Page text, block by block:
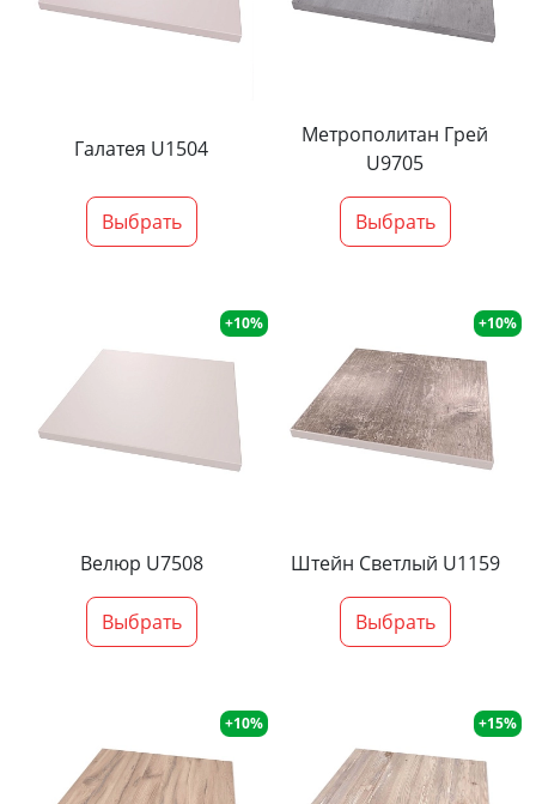
Галатея U1504
Выбрать
Метрополитан Грей
U9705
Выбрать
+10%
Велюр U7508
Выбрать
+10%
Штейн Светлый U1159
Выбрать
+10% +15%